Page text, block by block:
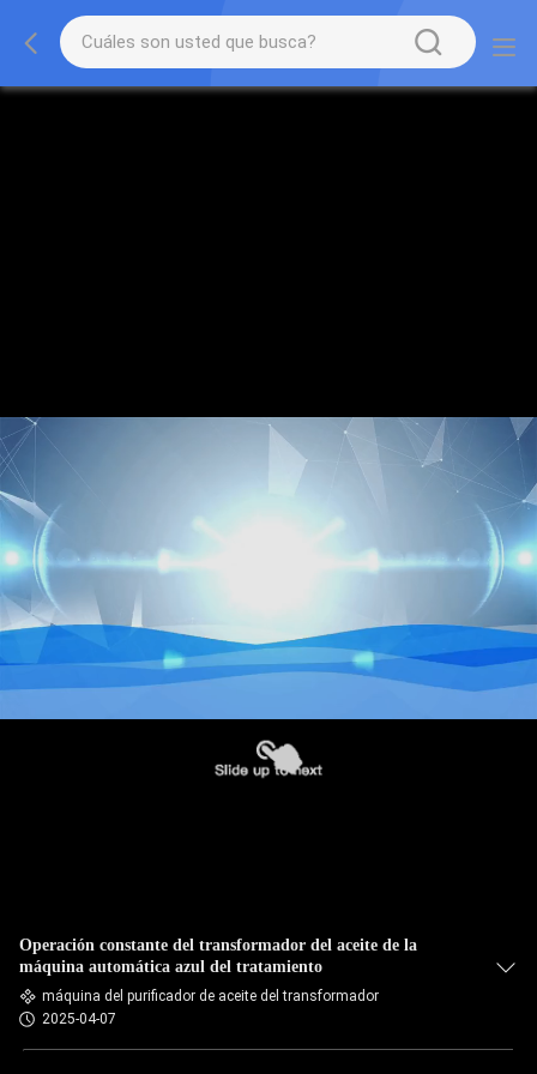
Operación constante del transformador del aceite de la
máquina automática azul del tratamiento
máquina del purificador de aceite del transformador
2025-04-07